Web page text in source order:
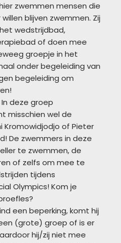
zwemmen mensen die
blijven zwemmen. Zij
wedstrijdbad,
of doen mee
groepje in het
onder begeleiding van
begeleiding om
In deze groep
misschien wel de
Kromowidjodjo of Pieter
De zwemmers in deze
te zwemmen, de
of zelfs om mee te
tijdens
Olympics! Kom je
een beperking, komt hij
(grote) groep of is er
hij/zij niet mee